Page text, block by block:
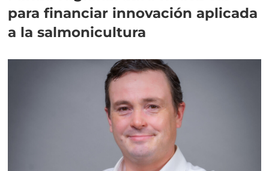
para financiar innovación aplicada
a la salmonicultura